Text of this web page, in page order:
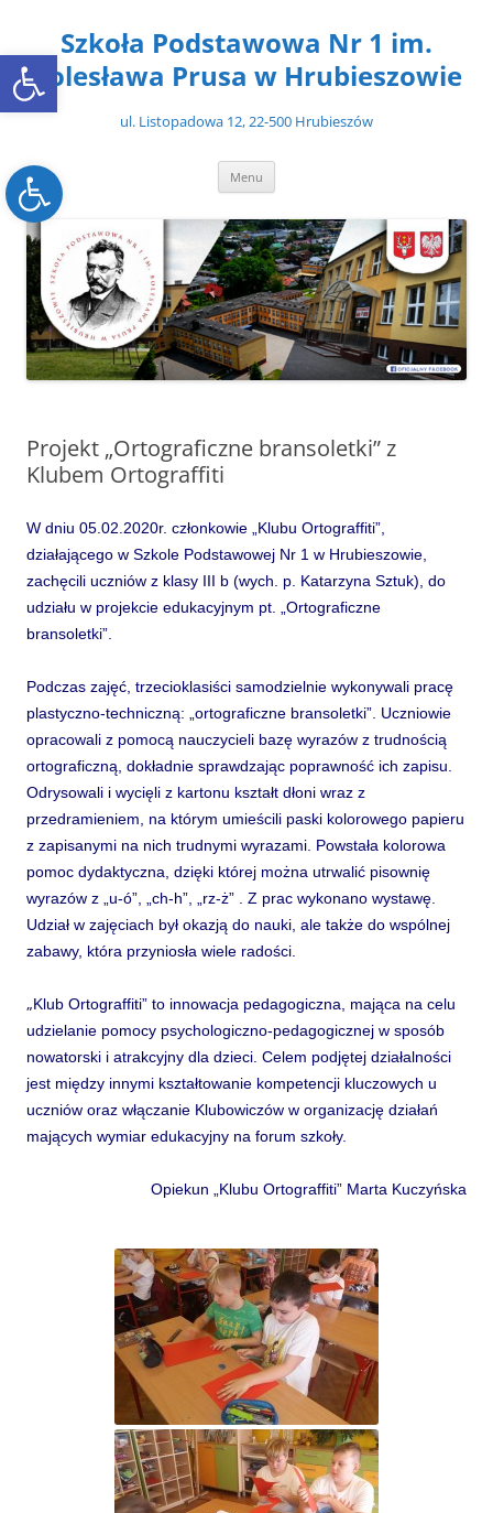
Open toolbar
Open toolbar
treściSzkoła Podstawowa Nr 1 im.
Bolesława Prusa w Hrubieszowie
ul. Listopadowa 12, 22-500 Hrubieszów
Menu
Projekt „Ortograficzne bransoletki” z
Klubem Ortograffiti
W dniu 05.02.2020r. członkowie „Klubu Ortograffiti”,
działającego w Szkole Podstawowej Nr 1 w Hrubieszowie,
zachęcili uczniów z klasy III b (wych. p. Katarzyna Sztuk), do
udziału w projekcie edukacyjnym pt. „Ortograficzne
bransoletki”.
Podczas zajęć, trzecioklasiści samodzielnie wykonywali pracę
plastyczno-techniczną: „ortograficzne bransoletki”. Uczniowie
opracowali z pomocą nauczycieli bazę wyrazów z trudnością
ortograficzną, dokładnie sprawdzając poprawność ich zapisu.
Odrysowali i wycięli z kartonu kształt dłoni wraz z
przedramieniem, na którym umieścili paski kolorowego papieru
z zapisanymi na nich trudnymi wyrazami. Powstała kolorowa
pomoc dydaktyczna, dzięki której można utrwalić pisownię
wyrazów z „u-ó”, „ch-h”, „rz-ż” . Z prac wykonano wystawę.
Udział w zajęciach był okazją do nauki, ale także do wspólnej
zabawy, która przyniosła wiele radości.
„Klub Ortograffiti” to innowacja pedagogiczna, mająca na celu
udzielanie pomocy psychologiczno-pedagogicznej w sposób
nowatorski i atrakcyjny dla dzieci. Celem podjętej działalności
jest między innymi kształtowanie kompetencji kluczowych u
uczniów oraz włączanie Klubowiczów w organizację działań
mających wymiar edukacyjny na forum szkoły.
Opiekun „Klubu Ortograffiti” Marta Kuczyńska